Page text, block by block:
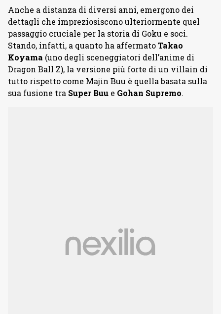
Anche a distanza di diversi anni, emergono dei
dettagli che impreziosiscono ulteriormente quel
passaggio cruciale per la storia di Goku e soci.
Stando, infatti, a quanto ha affermatoTakao
Koyama (uno degli sceneggiatori dell’anime di
Dragon Ball Z), la versione più forte di un villain di
tutto rispetto come Majin Buu è quella basata sulla
sua fusione tra Super Buu e Gohan Supremo.